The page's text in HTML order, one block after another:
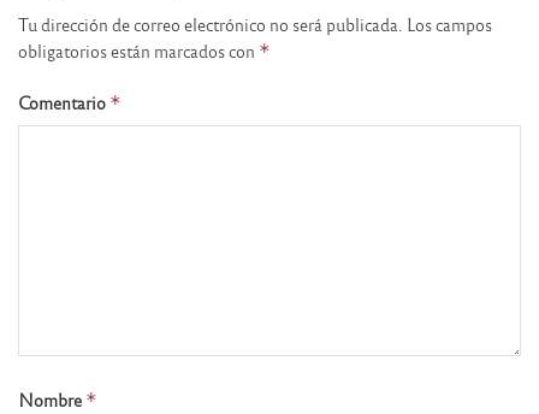
Tu dirección de correo electrónico no será publicada. Los campos
obligatorios están marcados con *
Comentario *
Nombre *